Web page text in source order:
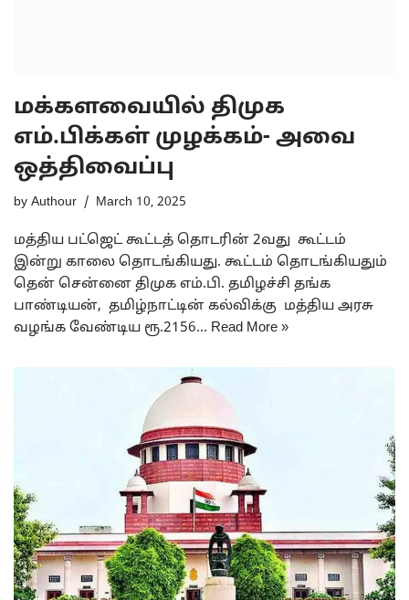
மக்களவையில் திமுக
எம்.பிக்கள் முழக்கம்- அவை
ஒத்திவைப்பு
by Authour March 10, 2025
மத்திய பட்ஜெட் கூட்டத் தொடரின் 2வது கூட்டம்
இன்று காலை தொடங்கியது. கூட்டம் தொடங்கியதும்
தென் சென்னை திமுக எம்.பி. தமிழச்சி தங்க
பாண்டியன், தமிழ்நாட்டின் கல்விக்கு மத்திய அரசு
வழங்க வேண்டிய ரூ.2156… Read More »